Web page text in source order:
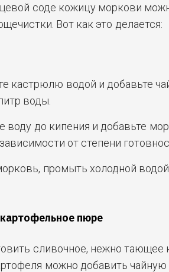
соде кожицу моркови
Вот как это делается:
кастрюлю водой и добавьте
воды.
воду до кипения и добавьте
от степени
промыть холодной
пюре
сливочное, нежно тающее
можно добавить чайную